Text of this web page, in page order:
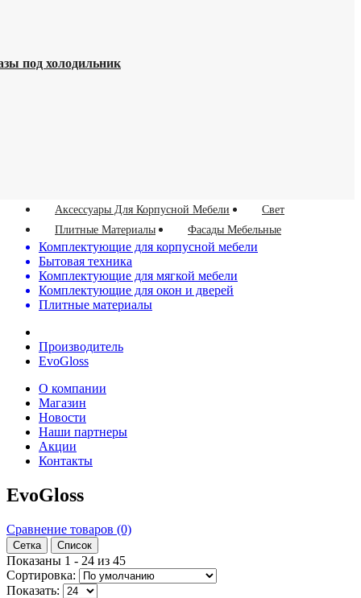
под холодильник
Аксессуары Для Корпусной Мебели
Свет
Плитные Материалы
Фасады Мебельные
Комплектующие для корпусной мебели
Бытовая техника
Комплектующие для мягкой мебели
Комплектующие для окон и дверей
Плитные материалы
Производитель
EvoGloss
О компании
Магазин
Новости
Наши партнеры
Акции
Контакты
EvoGloss
Сравнение товаров (0)
Сетка Список
Показаны 1 - 24 из 45
Сортировка:
Показать: